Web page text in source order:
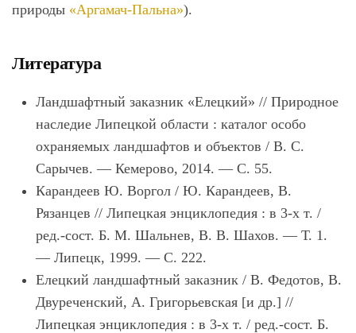
природы «Аргамач-Пальна»).
Литература
Ландшафтный заказник «Елецкий» // Природное
наследие Липецкой области : каталог особо
охраняемых ландшафтов и объектов / В. С.
Сарычев. — Кемерово, 2014. — С. 55.
Карандеев Ю. Воргол / Ю. Карандеев, В.
Рязанцев // Липецкая энциклопедия : в 3-х т. /
ред.-сост. Б. М. Шальнев, В. В. Шахов. — Т. 1.
— Липецк, 1999. — С. 222.
Елецкий ландшафтный заказник / В. Федотов, В.
Двуреченский, А. Григорьевская [и др.] //
Липецкая энциклопедия : в 3-х т. / ред.-сост. Б.